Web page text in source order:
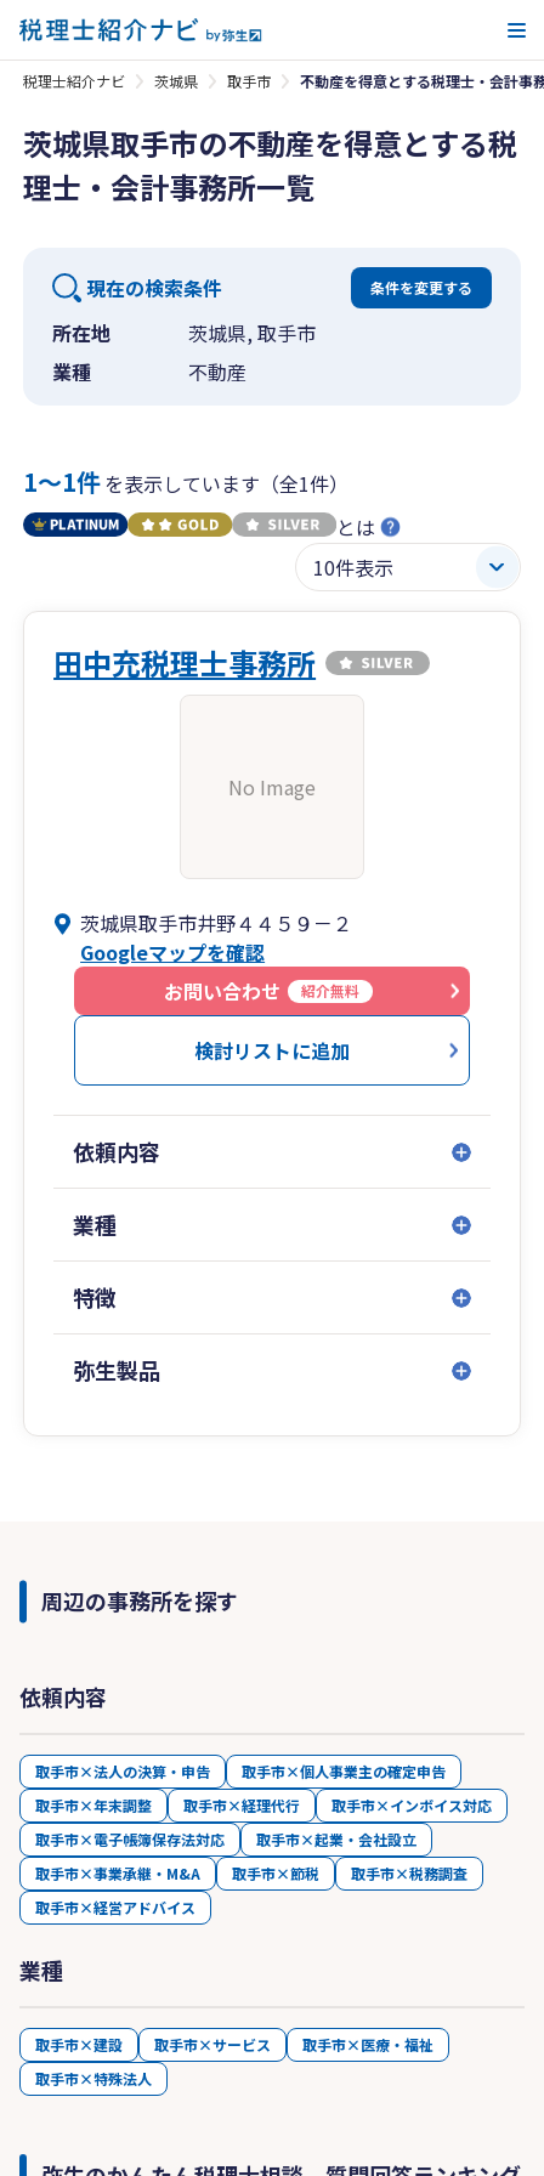
税理士紹介ナビ 茨城県 取手市 不動産を得意とする税理士・会計事
茨城県取手市の不動産を得意とする税
理士・会計事務所一覧
現在の検索条件 条件を変更する
所在地
茨城県, 取手市
業種
不動産
1〜1件を表示しています（全1件）
とは
田中充税理士事務所
No Image
茨城県取手市井野４４５９－２
Googleマップを確認
お問い合わせ
紹介無料
検討リストに追加
依頼内容
業種
特徴
弥生製品
周辺の事務所を探す
依頼内容
取手市×法人の決算・申告
取手市×個人事業主の確定申告
取手市×年末調整
取手市×経理代行
取手市×インボイス対応
取手市×電子帳簿保存法対応
取手市×起業・会社設立
取手市×事業承継・M&A
取手市×節税
取手市×税務調査
取手市×経営アドバイス
業種
取手市×建設 取手市×サービス
取手市×医療・福祉
取手市×特殊法人